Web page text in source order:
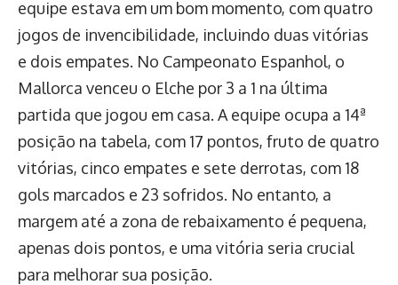
equipe estava em um bom momento, com quatro
jogos de invencibilidade, incluindo duas vitórias
e dois empates. No Campeonato Espanhol, o
Mallorca venceu o Elche por 3 a 1 na última
partida que jogou em casa. A equipe ocupa a 14ª
posição na tabela, com 17 pontos, fruto de quatro
vitórias, cinco empates e sete derrotas, com 18
gols marcados e 23 sofridos. No entanto, a
margem até a zona de rebaixamento é pequena,
apenas dois pontos, e uma vitória seria crucial
para melhorar sua posição.